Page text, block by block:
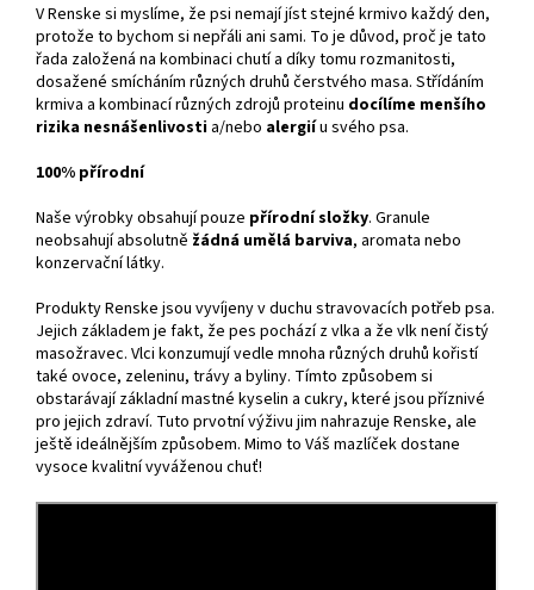
V Renske si myslíme, že psi nemají jíst stejné krmivo každý den,
protože to bychom si nepřáli ani sami. To je důvod, proč je tato
řada založená na kombinaci chutí a díky tomu rozmanitosti,
dosažené smícháním různých druhů čerstvého masa. Střídáním
krmiva a kombinací různých zdrojů proteinu docílíme menšího
rizika nesnášenlivosti a/nebo alergiíu svého psa.
100% přírodní
Naše výrobky obsahují pouze přírodní složky. Granule
neobsahují absolutně žádná umělá barviva, aromata nebo
konzervační látky.
Produkty Renske jsou vyvíjeny v duchu stravovacích potřeb psa.
Jejich základem je fakt, že pes pochází z vlka a že vlk není čistý
masožravec. Vlci konzumují vedle mnoha různých druhů kořistí
také ovoce, zeleninu, trávy a byliny. Tímto způsobem si
obstarávají základní mastné kyselin a cukry, které jsou příznivé
pro jejich zdraví. Tuto prvotní výživu jim nahrazuje Renske, ale
ještě ideálnějším způsobem. Mimo to Váš mazlíček dostane
vysoce kvalitní vyváženou chuť!